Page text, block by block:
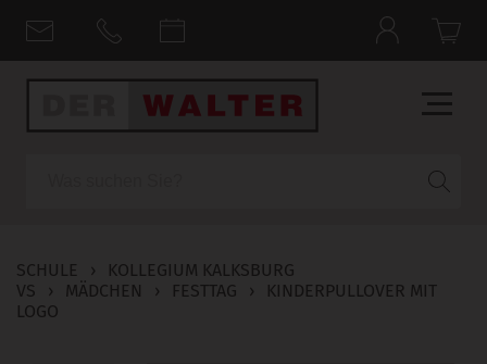
SCHULE ›
KOLLEGIUM KALKSBURG
VS
› MÄDCHEN › FESTTAG ›
KINDERPULLOVER MIT
LOGO